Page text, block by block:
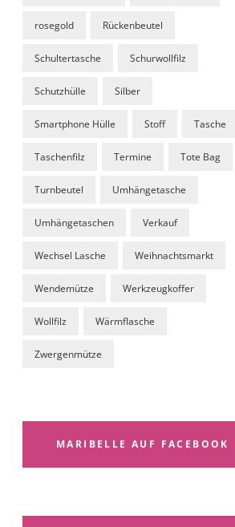
rosegold Rückenbeutel
Schultertasche Schurwollfilz
Schutzhülle Silber
Smartphone Hülle Stoff Tasche
Taschenfilz Termine Tote Bag
Turnbeutel Umhängetasche
Umhängetaschen Verkauf
Wechsel Lasche Weihnachtsmarkt
Wendemütze Werkzeugkoffer
Wollfilz Wärmflasche
Zwergenmütze
MARIBELLE AUF FACEBOOK